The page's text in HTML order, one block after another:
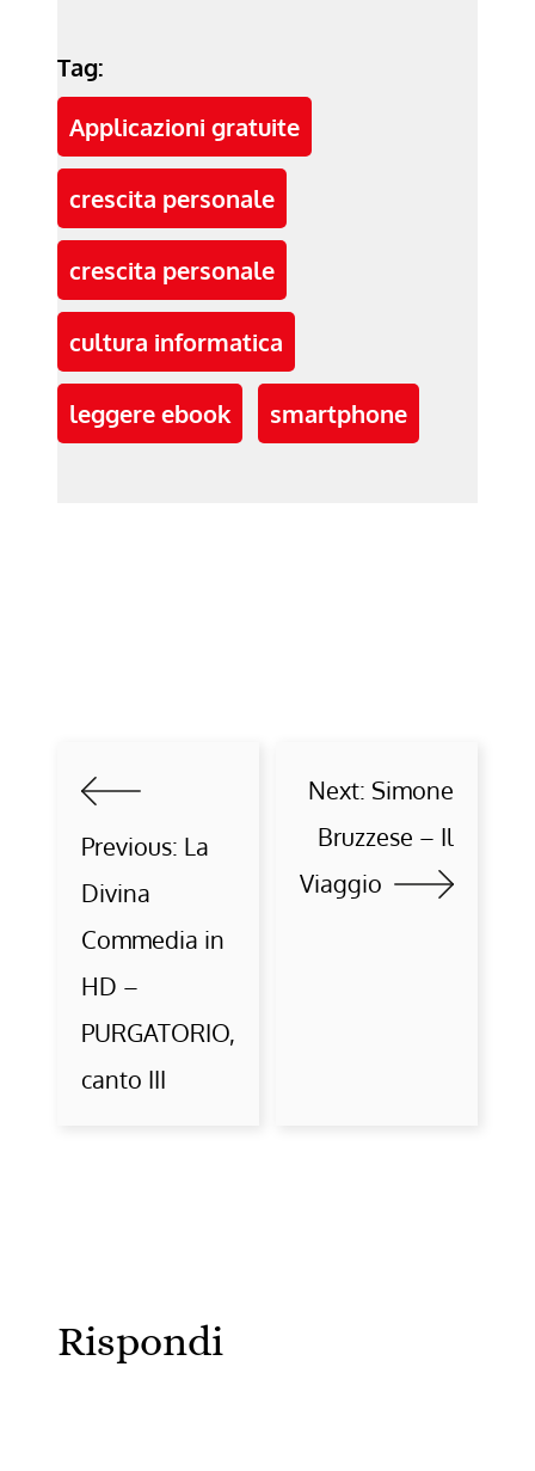
Tag:
Applicazioni gratuite
crescita personale
crescita personale
cultura informatica
leggere ebook smartphone
Previous: La
Divina
Commedia in
HD –
PURGATORIO,
canto III
Next: Simone
Bruzzese – Il
Viaggio
Rispondi